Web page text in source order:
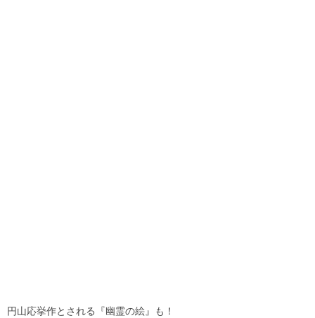
円山応挙作とされる『幽霊の絵』も！